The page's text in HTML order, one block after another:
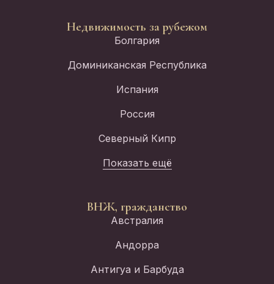
Недвижимость за рубежом
Болгария
Доминиканская Республика
Испания
Россия
Северный Кипр
Показать ещё
ВНЖ, гражданство
Австралия
Андорра
Антигуа и Барбуда